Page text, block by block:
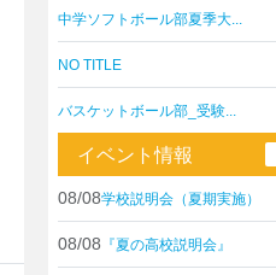
中学ソフトボール部夏季大...
NO TITLE
バスケットボール部_受験...
イベント情報
08/08学校説明会（夏期実施）
08/08 『夏の高校説明会』